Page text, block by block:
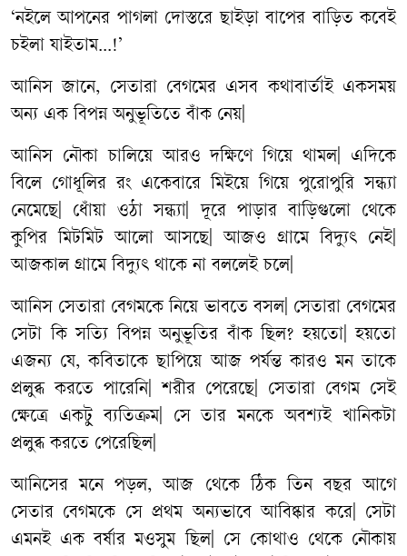
‘নইলে আপনের পাগলা দোস্তরে ছাইড়া বাপের বাড়িত কবেই
চইলা যাইতাম...!’
আনিস জানে, সেতারা বেগমের এসব কথাবার্তাই একসময়
অন্য এক বিপন্ন অনুভূতিতে বাঁক নেয়|
আনিস নৌকা চালিয়ে আরও দক্ষিণে গিয়ে থামল| এদিকে
বিলে গোধূলির রং একেবারে মিইয়ে গিয়ে পুরোপুরি সন্ধ্যা
নেমেছে
ধোঁয়া ওঠা সন্ধ্যা|দূরে পাড়ার বাড়িগুলো
থেকে
কুপির মিটমিট আলো আসছে |আজও গ্রামে বিদ্যুৎ নেই|
আজকাল গ্রামে বিদ্যুৎ থাকে না বললেই চলে|
আনিস সেতারা বেগমকে নিয়ে ভাবতে বসল| সেতারা বেগমের
সেটা কি সত্যি বিপন্ন অনুভূতির বাঁক ছিল?হয়তো|হয়তো
এজন্য যে,কবিতাকে ছাপিয়ে আজ পর্যন্ত কারও মন তাকে
প্রলুব্ধ করতে পারেনি|শরীর পেরেছে সেতারা বেগম সেই
ক্ষেত্রে
একটু ব্যতিক্রম| সে তার মনকে অবশ্যই খানিকটা
প্রলুব্ধ করতে পেরেছিল|
আনিসের মনে পড়ল,আজ থেকে ঠিক তিন বছর আগে
সেতার বেগমকে সে প্রথম অন্যভাবে আবিষ্কার করে| সেটা
এমনই এক বর্ষার মওসুম ছিল| সে কোথাও থেকে নৌকায়